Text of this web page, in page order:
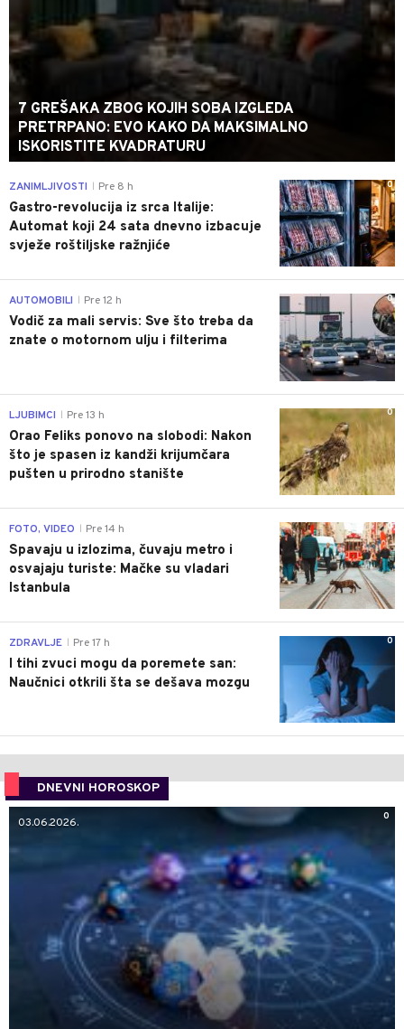
7 GREŠAKA ZBOG KOJIH SOBA IZGLEDA
PRETRPANO: EVO KAKO DA MAKSIMALNO
ISKORISTITE KVADRATURU
0
ZANIMLJIVOSTI Pre 8 h
Gastro-revolucija iz srca Italije:
Automat koji 24 sata dnevno izbacuje
svježe roštiljske ražnjiće
0
AUTOMOBILI Pre 12 h
Vodič za mali servis: Sve što treba da
znate o motornom ulju i filterima
0
LJUBIMCI Pre 13 h
Orao Feliks ponovo na slobodi: Nakon
što je spasen iz kandži krijumčara
pušten u prirodno stanište
0
FOTO, VIDEO Pre 14 h
Spavaju u izlozima, čuvaju metro i
osvajaju turiste: Mačke su vladari
Istanbula
0
ZDRAVLJE Pre 17 h
I tihi zvuci mogu da poremete san:
Naučnici otkrili šta se dešava mozgu
DNEVNI HOROSKOP
0
03.06.2026.